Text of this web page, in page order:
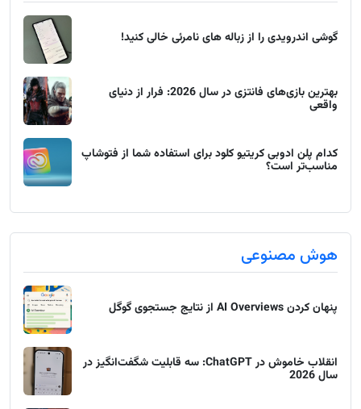
گوشی اندرویدی را از زباله های نامرئی خالی کنید!
بهترین بازی‌های فانتزی در سال 2026: فرار از دنیای
واقعی
کدام پلن ادوبی کریتیو کلود برای استفاده شما از فتوشاپ
مناسب‌تر است؟
هوش مصنوعی
پنهان کردن AI Overviews از نتایج جستجوی گوگل
انقلاب خاموش در ChatGPT: سه قابلیت شگفت‌انگیز در
سال 2026